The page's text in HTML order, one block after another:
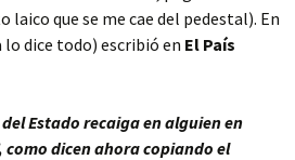
laico que se me cae del pedestal). En
dice todo) escribió en El País
Estado recaiga en alguien en
dicen ahora copiando el